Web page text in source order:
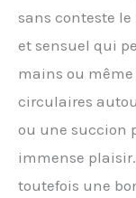
sans conteste le
et sensuel qui
mains ou
circulaires
ou une succion
immense
toutefois une